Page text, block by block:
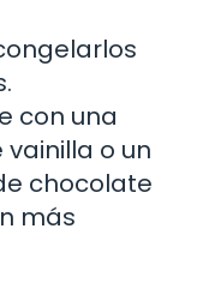
con una
o un
chocolate
más